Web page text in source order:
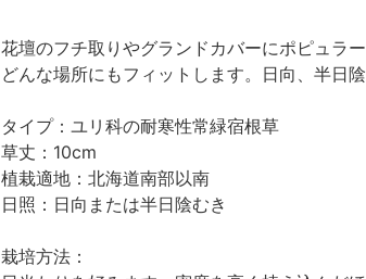
花壇のフチ取りやグランドカバーにポピュラ
どんな場所にもフィットします。日向、半日
タイプ：ユリ科の耐寒性常緑宿根草
草丈：10cm
植栽適地：北海道南部以南
日照：日向または半日陰むき
栽培方法：